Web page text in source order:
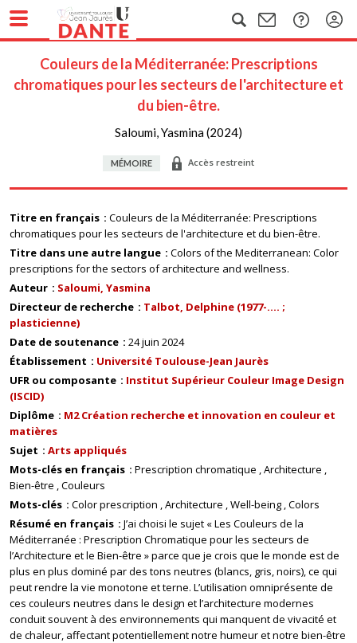
Couleurs de la Méditerranée: Prescriptions
chromatiques pour les secteurs de l'architecture et
du bien-être.
Saloumi, Yasmina (2024)
MÉMOIRE Accès restreint
Titre en français
Couleurs de la Méditerranée: Prescriptions
chromatiques pour les secteurs de l'architecture et du bien-être.
Titre dans une autre langue
Colors of the Mediterranean: Color
prescriptions for the sectors of architecture and wellness.
Auteur
Saloumi, Yasmina
Directeur de recherche
Talbot, Delphine (1977-.... ;
plasticienne)
Date de soutenance
24 juin 2024
Établissement
Université Toulouse-Jean Jaurès
UFR ou composante
Institut Supérieur Couleur Image Design
(ISCID)
Diplôme
M2 Création recherche et innovation en couleur et
matières
Sujet
Arts appliqués
Mots-clés en français
Prescription chromatique Architecture
Bien-être Couleurs
Mots-clés
Color prescription Architecture Well-being Colors
Résumé en français
J’ai choisi le sujet « Les Couleurs de la
Méditerranée : Prescription Chromatique pour les secteurs de
l’Architecture et le Bien-être » parce que je crois que le monde est de
plus en plus dominé par des tons neutres (blancs, gris, noirs), ce qui
peut rendre la vie monotone et terne. L’utilisation omniprésente de
ces couleurs neutres dans le design et l’architecture modernes
conduit souvent à des environnements qui manquent de vivacité et
de chaleur, affectant potentiellement notre humeur et notre bien-être